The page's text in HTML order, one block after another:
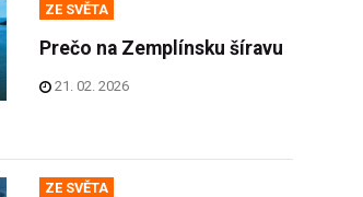
ZE SVĚTA
Prečo na Zemplínsku šíravu
21. 02. 2026
ZE SVĚTA